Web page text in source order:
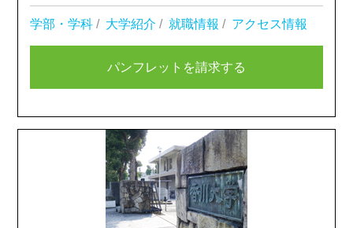
学部・学科 / 大学紹介 / 就職情報 / アクセス情報
パンフレットを請求する